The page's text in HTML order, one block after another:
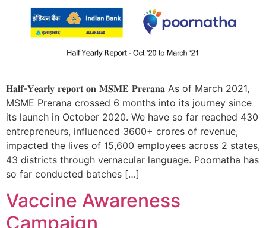
𝐇𝐚𝐥𝐟-𝐘𝐞𝐚𝐫𝐥𝐲 𝐫𝐞𝐩𝐨𝐫𝐭 𝐨𝐧 𝐌𝐒𝐌𝐄 𝐏𝐫𝐞𝐫𝐚𝐧𝐚 As of March 2021,
MSME Prerana crossed 6 months into its journey since
its launch in October 2020. We have so far reached 430
entrepreneurs, influenced 3600+ crores of revenue,
impacted the lives of 15,600 employees across 2 states,
43 districts through vernacular language. Poornatha has
so far conducted batches […]
Vaccine Awareness
Campaign